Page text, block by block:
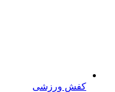
کفش ورزشی